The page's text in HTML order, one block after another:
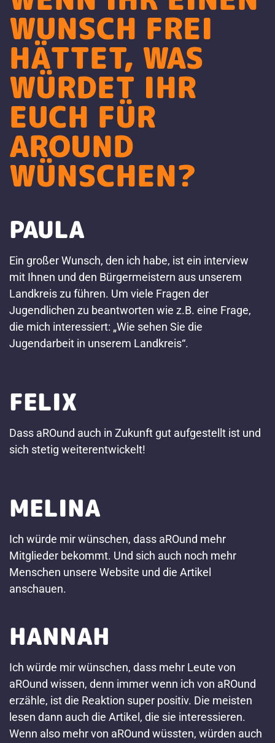
WUNSCH FREI
HÄTTET, WAS
WÜRDET IHR
EUCH FÜR
AROUND
WÜNSCHEN?
PAULA
Ein großer Wunsch, den ich habe, ist ein interview
mit Ihnen und den Bürgermeistern aus unserem
Landkreis zu führen. Um viele Fragen der
Jugendlichen zu beantworten wie z.B. eine Frage,
die mich interessiert: „Wie sehen Sie die
Jugendarbeit in unserem Landkreis“.
FELIX
Dass aROund auch in Zukunft gut aufgestellt ist und
sich stetig weiterentwickelt!
MELINA
Ich würde mir wünschen, dass aROund mehr
Mitglieder bekommt. Und sich auch noch mehr
Menschen unsere Website und die Artikel
anschauen.
HANNAH
Ich würde mir wünschen, dass mehr Leute von
aROund wissen, denn immer wenn ich von aROund
erzähle, ist die Reaktion super positiv. Die meisten
lesen dann auch die Artikel, die sie interessieren.
Wenn also mehr von aROund wüssten, würden auch